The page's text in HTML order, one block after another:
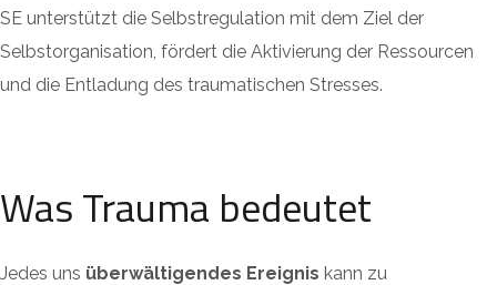
SE unterstützt die Selbstregulation mit dem Ziel der
Selbstorganisation, fördert die Aktivierung der Ressourcen
und die Entladung des traumatischen Stresses.
Was Trauma bedeutet
Jedes uns überwältigendes Ereignis kann zu